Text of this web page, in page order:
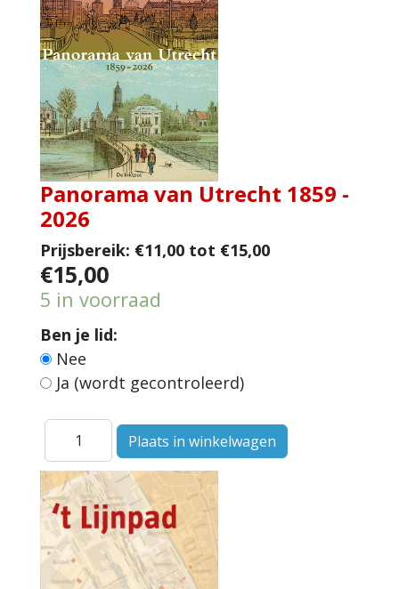
Panorama van Utrecht 1859 -
2026
Prijsbereik: €11,00 tot €15,00
€15,00
5 in voorraad
Ben je lid:
Nee
Ja (wordt gecontroleerd)